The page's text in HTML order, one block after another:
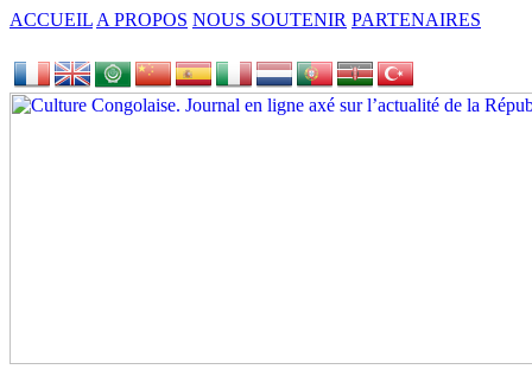
ACCUEIL A PROPOS NOUS SOUTENIR PARTENAIRES